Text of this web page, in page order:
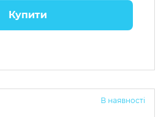
Купити
В наявності